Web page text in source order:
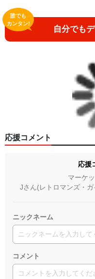
自分でも
誰でも
カンタン!
応援コメント
応
マーケ
Jさん(レトロマンズ・
ニックネーム
コメント